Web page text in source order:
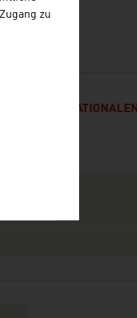
ZUM INTERNATIONALEN
zu